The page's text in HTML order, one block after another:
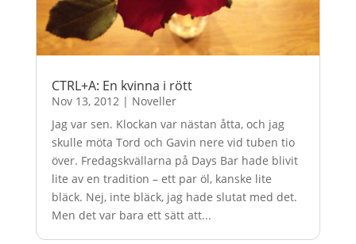
CTRL+A: En kvinna i rött
Nov 13, 2012 | Noveller
Jag var sen. Klockan var nästan åtta, och jag
skulle möta Tord och Gavin nere vid tuben tio
över. Fredagskvällarna på Days Bar hade blivit
lite av en tradition – ett par öl, kanske lite
bläck. Nej, inte bläck, jag hade slutat med det.
Men det var bara ett sätt att...